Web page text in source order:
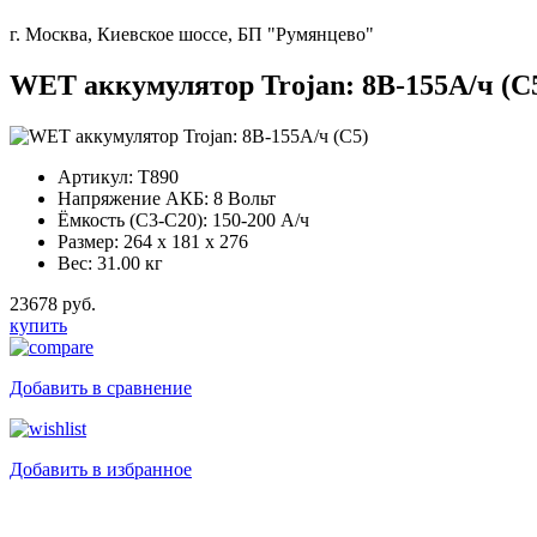
г. Москва, Киевское шоссе, БП "Румянцево"
WET аккумулятор Trojan: 8В-155А/ч
Артикул: T890
Напряжение АКБ: 8 Вольт
Ёмкость (С3-С20): 150-200 А/ч
Размер: 264 x 181 x 276
Вес: 31.00 кг
23678 руб.
купить
Добавить в сравнение
Добавить в избранное